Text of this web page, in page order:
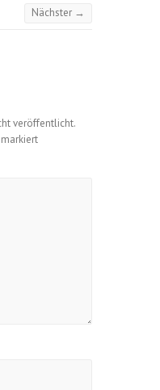
Nächster →
veröffentlicht.
markiert